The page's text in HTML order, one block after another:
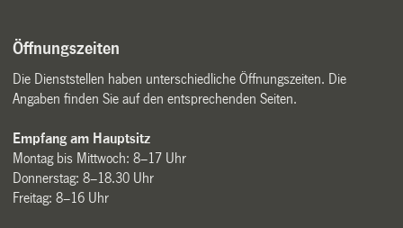
Öffnungszeiten
Die Dienststellen haben unterschiedliche Öffnungszeiten. Die
Angaben finden Sie auf den entsprechenden Seiten.
Empfang am Hauptsitz
Montag bis Mittwoch: 8–17 Uhr
Donnerstag: 8–18.30 Uhr
Freitag: 8–16 Uhr